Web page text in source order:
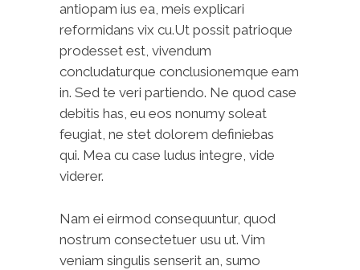
antiopam ius ea, meis explicari
reformidans vix cu.Ut possit patrioque
prodesset est, vivendum
concludaturque conclusionemque eam
in. Sed te veri partiendo. Ne quod case
debitis has, eu eos nonumy soleat
feugiat, ne stet dolorem definiebas
qui. Mea cu case ludus integre, vide
viderer.
Nam ei eirmod consequuntur, quod
nostrum consectetuer usu ut. Vim
veniam singulis senserit an, sumo